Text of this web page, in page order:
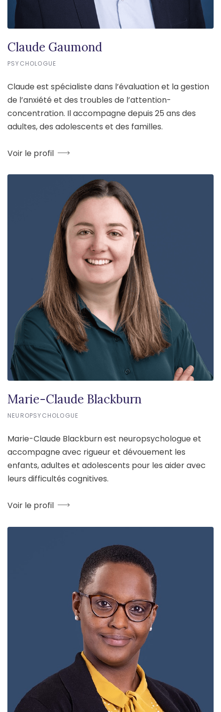
Claude Gaumond
PSYCHOLOGUE
Claude est spécialiste dans l’évaluation et la gestion
de l’anxiété et des troubles de l’attention-
concentration. Il accompagne depuis 25 ans des
adultes, des adolescents et des familles.
Voir le profil
Marie-Claude Blackburn
NEUROPSYCHOLOGUE
Marie-Claude Blackburn est neuropsychologue et
accompagne avec rigueur et dévouement les
enfants, adultes et adolescents pour les aider avec
leurs difficultés cognitives.
Voir le profil